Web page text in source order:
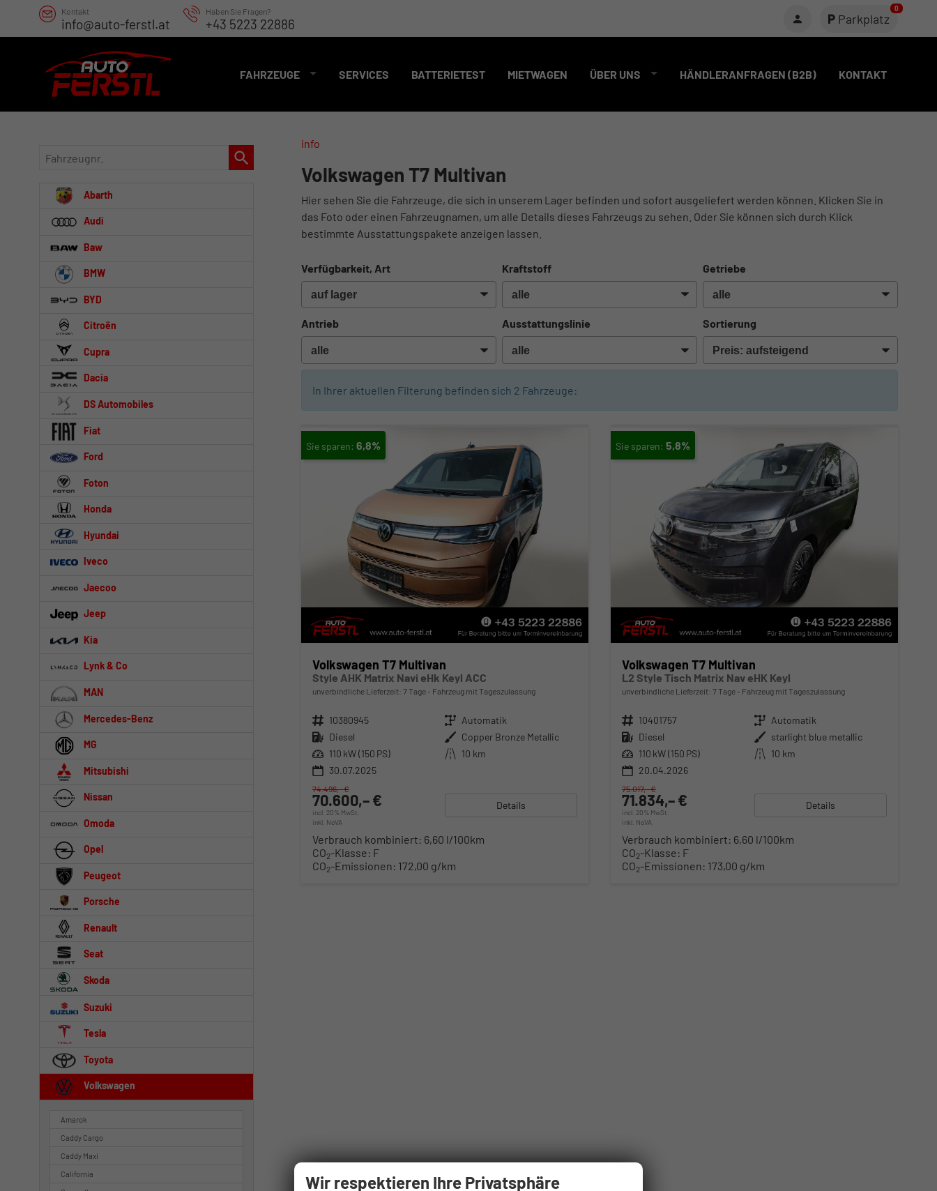
Kontakt
info@auto-ferstl.at
Haben Sie Fragen?
+43 5223 22886 Parkplatz
0
FAHRZEUGE SERVICES BATTERIETEST MIETWAGEN ÜBER UNS HÄNDLERANFRAGEN (B2B) KONTAKT
info
Volkswagen T7 Multivan
Hier sehen Sie die Fahrzeuge, die sich in unserem Lager befinden und sofort ausgeliefert werden können. Klicken Sie in
das Foto oder einen Fahrzeugnamen, um alle Details dieses Fahrzeugs zu sehen. Oder Sie können sich durch Klick
bestimmte Ausstattungspakete anzeigen lassen.
Verfügbarkeit, Art Kraftstoff Getriebe
Antrieb Ausstattungslinie Sortierung
In Ihrer aktuellen Filterung befinden sich 2 Fahrzeuge:
6,8%
Volkswagen T7 Multivan
Style AHK Matrix Navi eHk Keyl ACC
unverbindliche Lieferzeit: 7 Tage Fahrzeug mit Tageszulassung
Fahrzeugnr. 10380945 Getriebe Automatik
Kraftstoff Diesel Außenfarbe Copper Bronze Metallic
Leistung 110 kW (150 PS) Kilometerstand 10 km
30.07.2025
70.600,– €
incl. 20% MwSt.
inkl. NoVA
74.496,– €
Details
Verbrauch kombiniert: 6,60 l/100km
CO2-Klasse: F
CO2-Emissionen: 172,00 g/km
5,8%
Volkswagen T7 Multivan
L2 Style Tisch Matrix Nav eHK Keyl
unverbindliche Lieferzeit: 7 Tage Fahrzeug mit Tageszulassung
Fahrzeugnr. 10401757 Getriebe Automatik
Kraftstoff Diesel Außenfarbe starlight blue metallic
Leistung 110 kW (150 PS) Kilometerstand 10 km
20.04.2026
71.834,– €
incl. 20% MwSt.
inkl. NoVA
75.017,– €
Details
Verbrauch kombiniert: 6,60 l/100km
CO2-Klasse: F
CO2-Emissionen: 173,00 g/km
Fahrzeugnr.
Abarth
Audi
Baw
BMW
BYD
Citroën
Cupra
Dacia
DS Automobiles
Fiat
Ford
Foton
Honda
Hyundai
Iveco
Jaecoo
Jeep
Kia
Lynk & Co
MAN
Mercedes-Benz
MG
Mitsubishi
Nissan
Omoda
Opel
Peugeot
Porsche
Renault
Seat
Skoda
Suzuki
Tesla
Toyota
Volkswagen
Amarok
Caddy Cargo
Caddy Maxi
California
Wir respektieren Ihre Privatsphäre